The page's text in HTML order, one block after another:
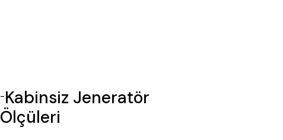
-Kabinsiz Jeneratör
Ölçüleri